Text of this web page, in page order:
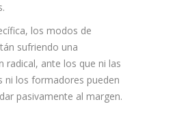
los modos de
sufriendo una
radical, ante los que ni las
ni los formadores pueden
pasivamente al margen.